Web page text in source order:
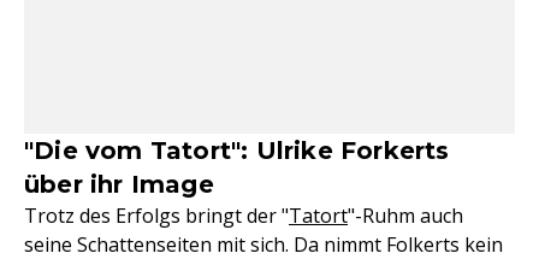
"Die vom Tatort": Ulrike Forkerts
über ihr Image
Trotz des Erfolgs bringt der "Tatort"-Ruhm auch
seine Schattenseiten mit sich. Da nimmt Folkerts kein